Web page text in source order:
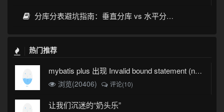
分库分表避坑指南：垂直分库 vs 水平分表，分片键选对才不踩雷
热门推荐
mybatis plus 出现 Invalid bound statement (not found)
浏览(20406)
评论(10)
让我们沉迷的“奶头乐”